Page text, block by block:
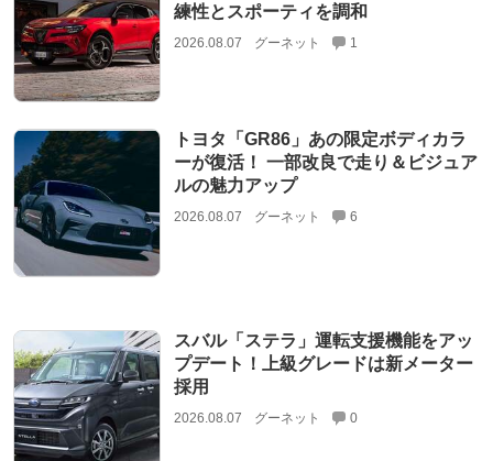
練性とスポーティを調和
2026.08.07 グーネット 1
トヨタ「GR86」あの限定ボディカラ
ーが復活！ 一部改良で走り＆ビジュア
ルの魅力アップ
2026.08.07 グーネット 6
スバル「ステラ」運転支援機能をアッ
プデート！上級グレードは新メーター
採用
2026.08.07 グーネット 0